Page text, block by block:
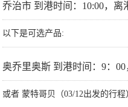
乔治市 到港时间：10:00，离
以下是可选产品:
奥乔里奥斯 到港时间：9：
或者 蒙特哥贝（03/12出发的行